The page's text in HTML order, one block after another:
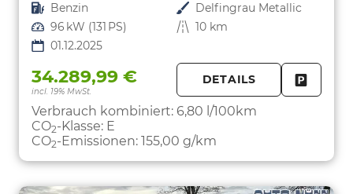
Kraftstoff Benzin Außenfarbe Delfingrau Metallic
Leistung 96 kW (131 PS) Kilometerstand 10 km
01.12.2025
34.289,99 €
incl. 19% MwSt.
DETAILS
Verbrauch kombiniert: 6,80 l/100km
CO2-Klasse: E
CO2-Emissionen: 155,00 g/km